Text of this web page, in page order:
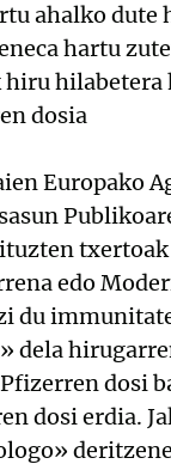
ahalko dute
hartu
hilabetera
dosia
Europako
edo
du
dela
dosi
dosi erdia.